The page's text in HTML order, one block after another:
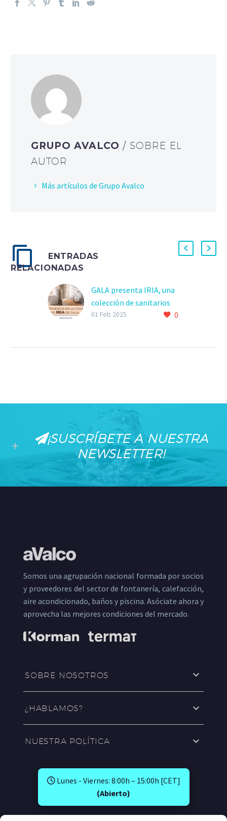
GRUPO AVALCO/ SOBRE EL
AUTOR
Más artículos de Grupo Avalco
ENTRADAS
RELACIONADAS
GALA presenta IRIA, una
colección de sanitarios
centrada en el diseño y la
0
01 Feb 2025
¡SUSCRÍBETE A NUESTRA
NEWSLETTER!
Somos una agrupación nacional formada por socios
y proveedores del sector de fontanería, calefacción,
aire acondicionado, baños y piscina. Asóciate ahora y
aprovecha las mejores condiciones del mercado.
SOBRE NOSOTROS
¿HABLAMOS?
NUESTRA POLÍTICA
Lunes - Viernes: 8:00h – 15:00h [CET]
(Abierto)